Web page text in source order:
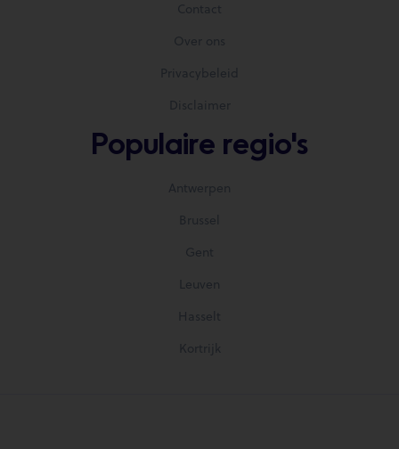
Contact
Over ons
Privacybeleid
Disclaimer
Populaire regio's
Antwerpen
Brussel
Gent
Leuven
Hasselt
Kortrijk